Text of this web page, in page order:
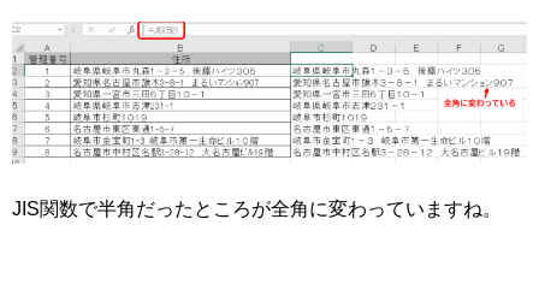
JIS関数で半角だったところが全角に変わっていますね。